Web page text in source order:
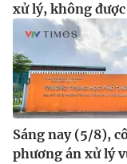
xử lý, không
Sáng nay (5/8),
phương án xử lý